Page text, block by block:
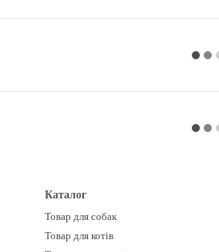
Каталог
Товар для собак
Товар для котів